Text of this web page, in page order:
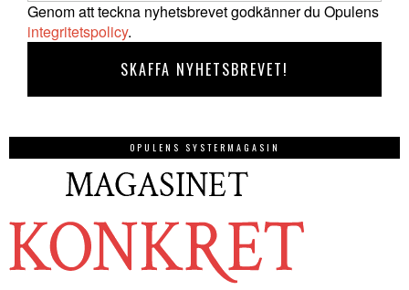
Genom att teckna nyhetsbrevet godkänner du Opulens
integritetspolicy.
OPULENS SYSTERMAGASIN